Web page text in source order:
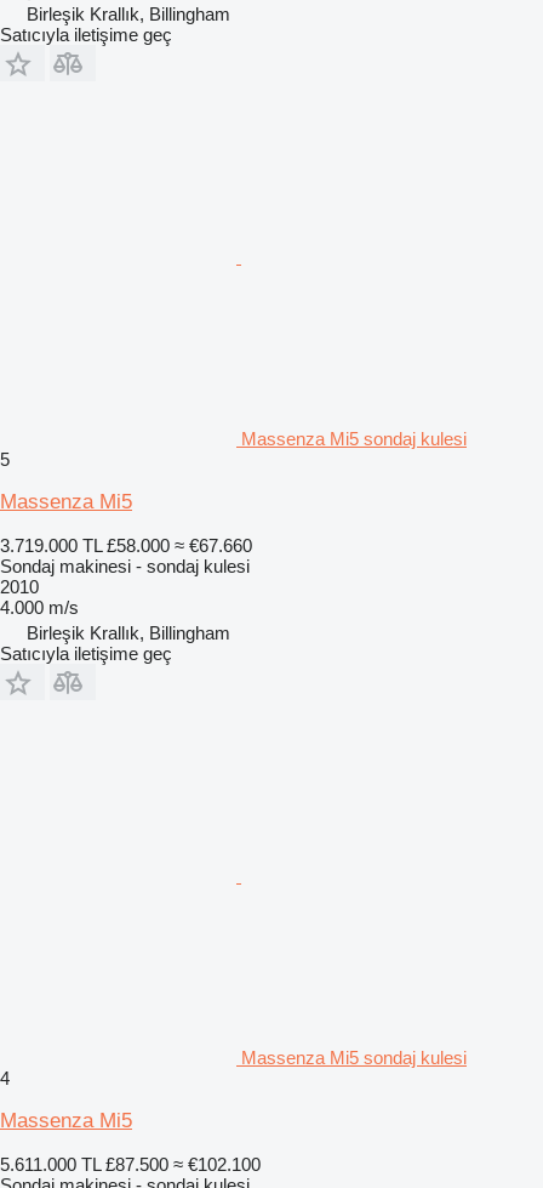
Birleşik Krallık, Billingham
Satıcıyla iletişime geç
Massenza Mi5 sondaj kulesi
5
Massenza Mi5
3.719.000 TL £58.000 ≈ €67.660
Sondaj makinesi - sondaj kulesi
2010
4.000 m/s
Birleşik Krallık, Billingham
Satıcıyla iletişime geç
Massenza Mi5 sondaj kulesi
4
Massenza Mi5
5.611.000 TL £87.500 ≈ €102.100